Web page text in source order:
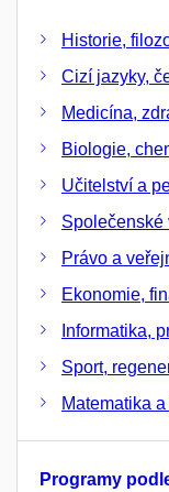
Historie,
Cizí jazyky,
Medicína,
Biologie,
Učitelství a
Společenské
Právo a
Ekonomie,
Informatika,
Sport,
Matematika
Programy